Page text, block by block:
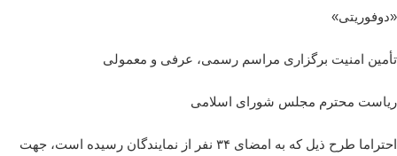
«دوفوریتی»
تأمین امنیت برگزاری مراسم رسمی، عرفی و معمولی
ریاست محترم مجلس شورای اسلامی
احتراما طرح ذیل که به امضای ۳۴ نفر از نمایندگان رسیده است، جهت